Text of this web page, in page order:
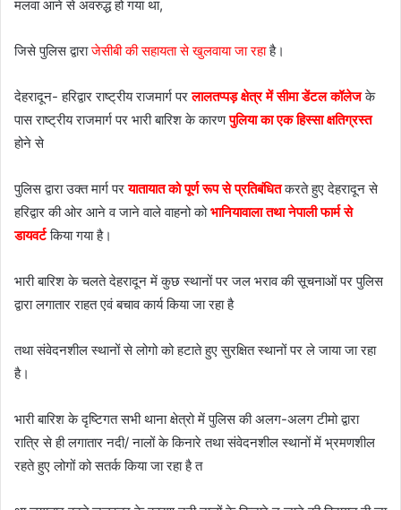
मलवा आने से अवरुद्ध हो गया था,
जिसे पुलिस द्वाराजेसीबी की सहायता से खुलवाया जा रहाहै।
देहरादून- हरिद्वार राष्ट्रीय राजमार्ग परलालतप्पड़ क्षेत्र में सीमा डेंटल कॉलेज के
पास राष्ट्रीय राजमार्ग पर भारी बारिश के कारणपुलिया का एक हिस्सा क्षतिग्रस्त
होने से
पुलिस द्वारा उक्त मार्ग परयातायात को पूर्ण रूप से प्रतिबंधितकरते हुए देहरादून से
हरिद्वार की ओर आने व जाने वाले वाहनो कोभानियावाला तथा नेपाली फार्म से
डायवर्टकिया गया है।
भारी बारिश के चलते देहरादून में कुछ स्थानों पर जल भराव की सूचनाओं पर पुलिस
द्वारा लगातार राहत एवं बचाव कार्य किया जा रहा है
तथा संवेदनशील स्थानों से लोगो को हटाते हुए सुरक्षित स्थानों पर ले जाया जा रहा
है।
भारी बारिश के दृष्टिगत सभी थाना क्षेत्रो में पुलिस की अलग-अलग टीमो द्वारा
रात्रि से ही लगातार नदी/ नालों के किनारे तथा संवेदनशील स्थानों में भ्रमणशील
रहते हुए लोगों को सतर्क किया जा रहा है त